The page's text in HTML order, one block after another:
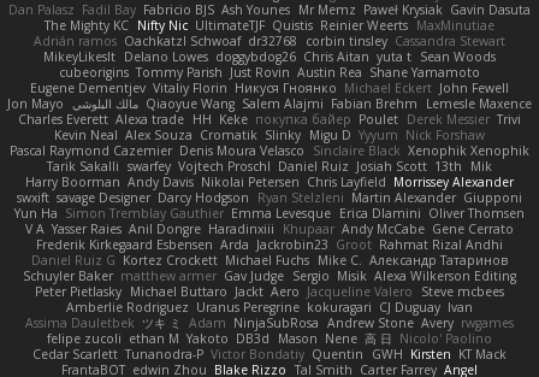
Dan Palasz Fadil Bay Fabricio BJS Ash Younes Mr Memz Paweł Krysiak Gavin Dasuta
The Mighty KC Nifty Nic UltimateTJF Quistis Reinier Weerts MaxMinutiae
Adrián ramos Oachkatzl Schwoaf dr32768 corbin tinsley Cassandra Stewart
MikeyLikesIt Delano Lowes doggybdog26 Chris Aitan yuta t Sean Woods
cubeorigins Tommy Parish Just Rovin Austin Rea Shane Yamamoto
Eugene Dementjev Vitaliy Florin Никуся Гноянко Michael Eckert John Fewell
Jon Mayo مالك البلوشي Qiaoyue Wang Salem Alajmi Fabian Brehm
Lemesle Maxence
Charles Everett Alexa trade HH Keke покупка байер Poulet Derek Messier Trivi
Kevin Neal Alex Souza Cromatik Slinky Migu D Yyyum Nick Forshaw
Pascal Raymond Cazemier Denis Moura Velasco Sinclaire Black Xenophik Xenophik
Tarik Sakalli swarfey Vojtech Proschl Daniel Ruiz Josiah Scott 13th
Mik
Harry Boorman Andy Davis Nikolai Petersen Chris Layfield Morrissey Alexander
swxift savage Designer Darcy Hodgson Ryan Stelzleni Martin Alexander Giupponi
Yun Ha Simon Tremblay Gauthier Emma Levesque Erica Dlamini Oliver Thomsen
V A Yasser Raies Anil Dongre Haradinxiii Khupaar Andy McCabe Gene Cerrato
Frederik Kirkegaard Esbensen Arda Jackrobin23 Groot Rahmat Rizal Andhi
Daniel Ruiz G Kortez Crockett Michael Fuchs Mike C.
Александр Татаринов
Schuyler Baker matthew armer Gav Judge Sergio Misik Alexa Wilkerson Editing
Peter Pietlasky Michael Buttaro Jackt Aero Jacqueline Valero
Steve mcbees
Amberlie Rodriguez Uranus Peregrine kokuragari CJ Duguay Ivan
Assima Dauletbek ツキ ミ Adam NinjaSubRosa Andrew Stone Avery rwgames
felipe zucoli ethan M Yakoto DB3d Mason Nene 高 日 Nicolo' Paolino
Cedar Scarlett Tunanodra-P Victor Bondatiy Quentin GWH Kirsten KT Mack
FrantaBOT edwin Zhou Blake Rizzo Tal Smith Carter Farrey Angel